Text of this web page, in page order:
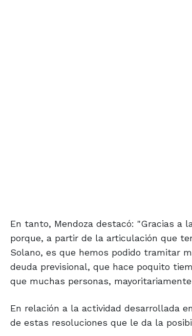
En tanto, Mendoza destacó: "Gracias a
porque, a partir de la articulación que
Solano, es que hemos podido tramitar
deuda previsional, que hace poquito
que muchas personas,
En relación a la actividad desarrollada
de estas resoluciones que le da la